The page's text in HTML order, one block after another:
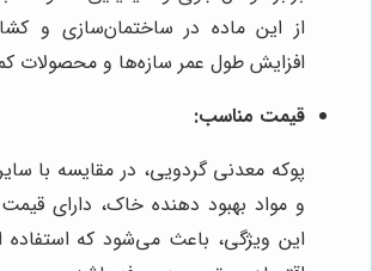
از این ماده در ساختمان‌سازی و
افزایش طول عمر سازه‌ها و محصولات
قیمت مناسب:
پوکه معدنی گردویی، در مقایسه با
و مواد بهبود دهنده خاک، دارای
این ویژگی، باعث می‌شود که استفاده